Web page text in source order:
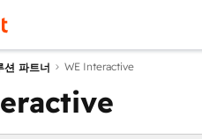
션 파트너 WE Interactive